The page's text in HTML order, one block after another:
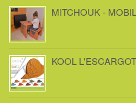
MITCHOUK -
KOOL L'ESCARGOT